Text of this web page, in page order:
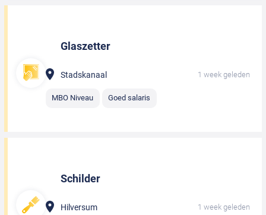
Glaszetter
Stadskanaal 1 week geleden
MBO Niveau Goed salaris
Schilder
Hilversum 1 week geleden